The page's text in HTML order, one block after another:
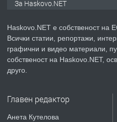
ПРЕДЛАГА
За Haskovo.NET
Haskovo.NET е собственост
Всички статии, репортажи,
графични и видео материали,
собственост на Haskovo.NET,
друго.
Главен редактор
Анета Кутелова